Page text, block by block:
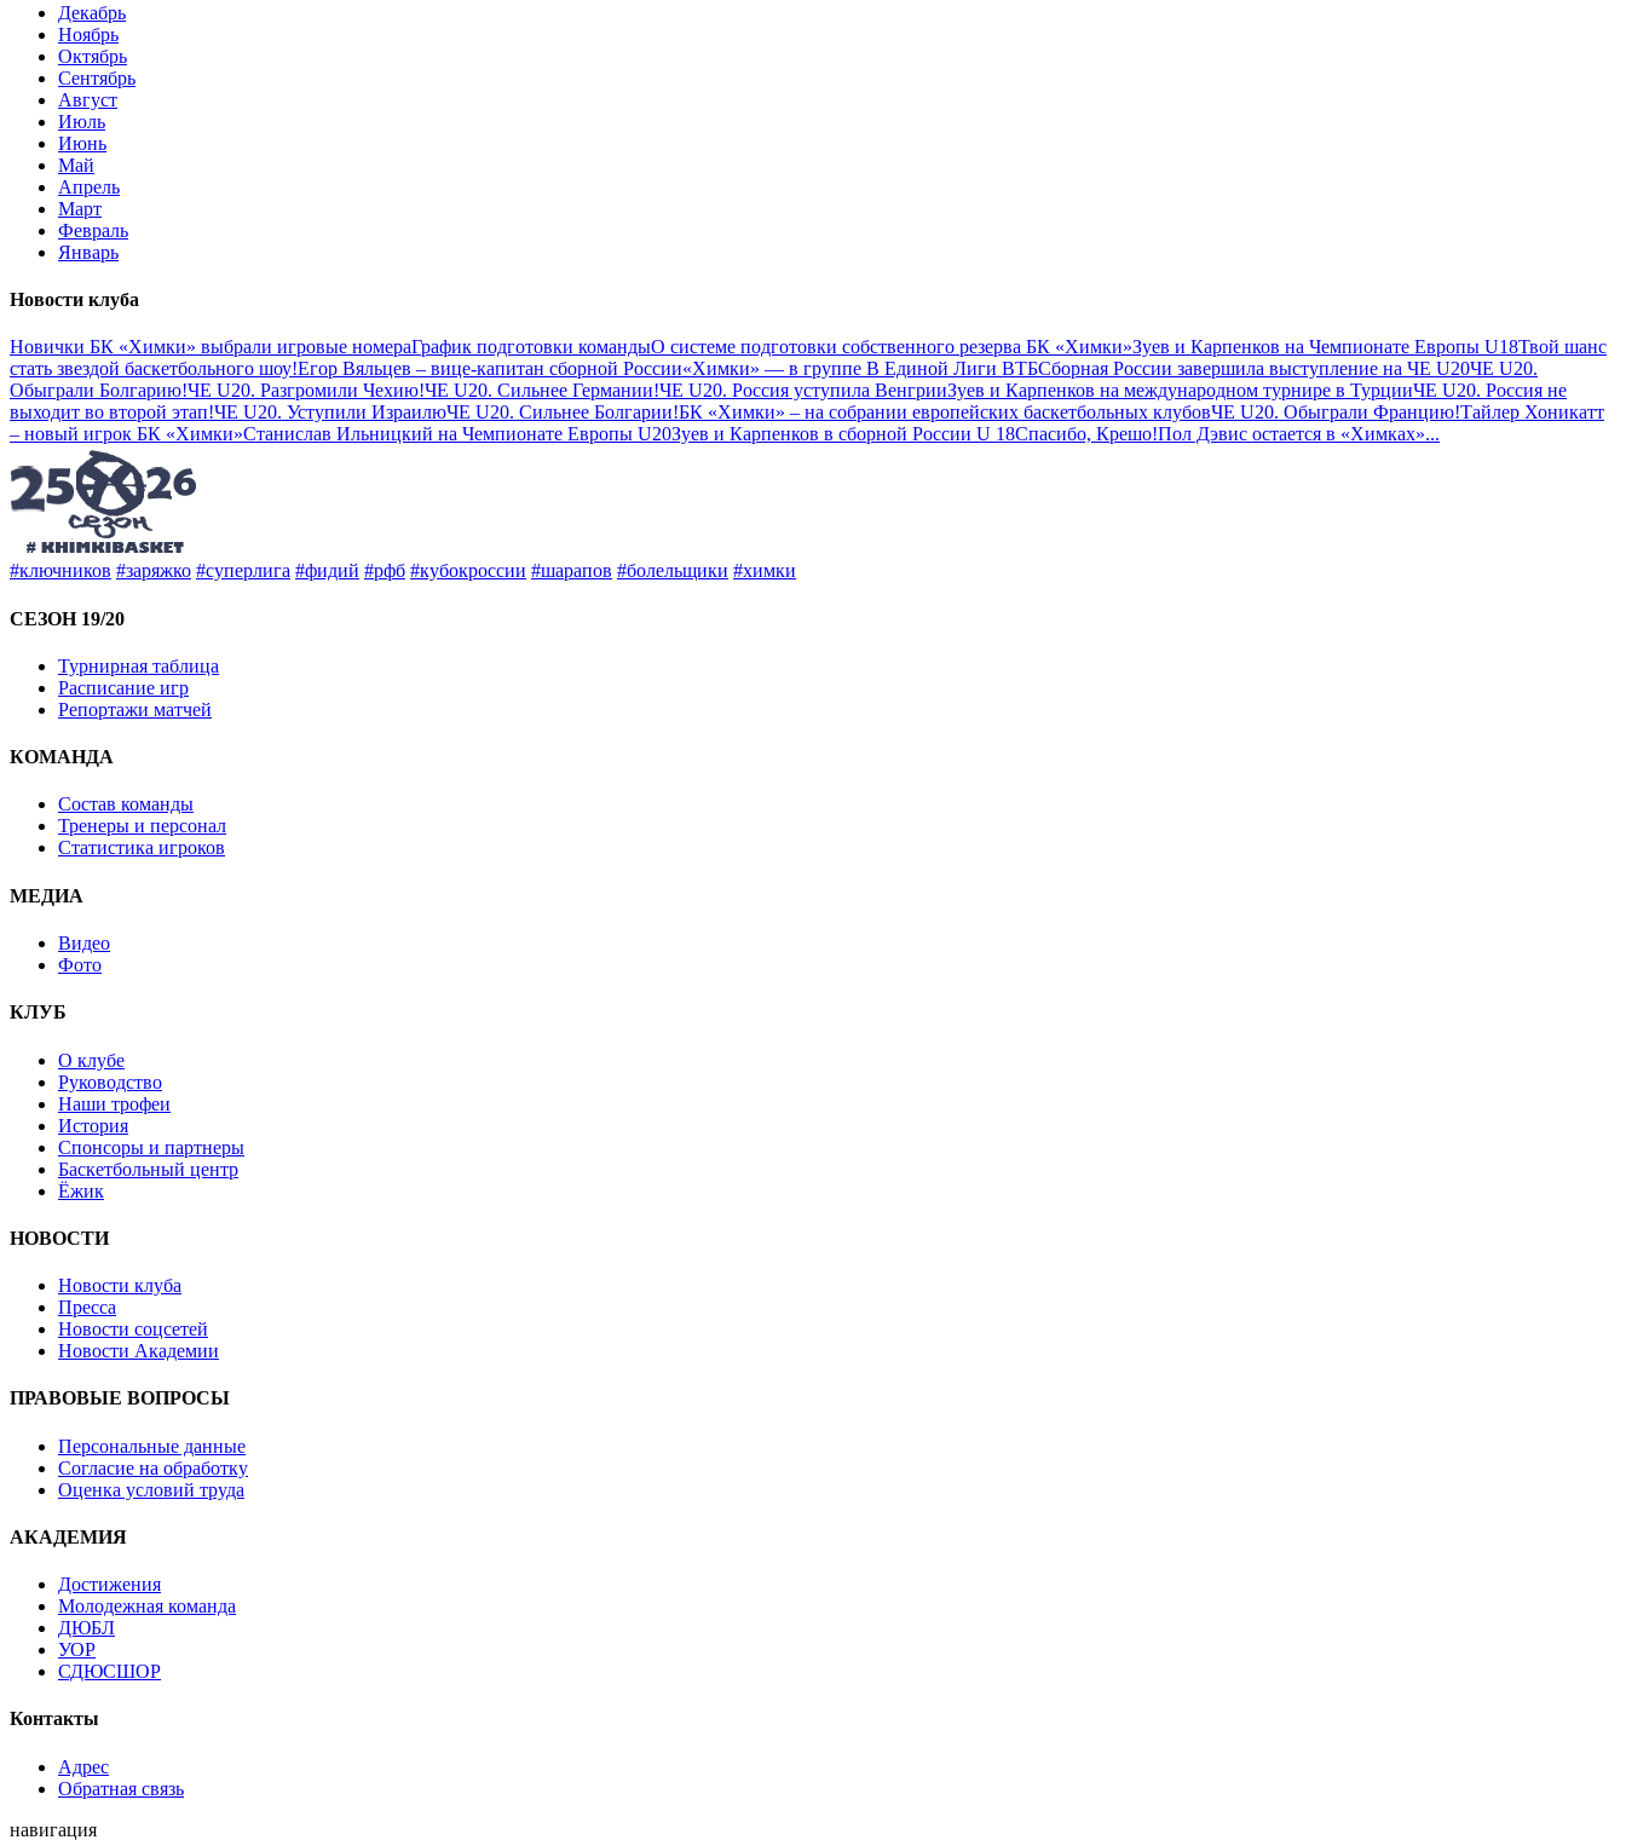
Декабрь
Ноябрь
Октябрь
Сентябрь
Август
Июль
Июнь
Май
Апрель
Март
Февраль
Январь
Новости клуба
Новички БК «Химки» выбрали игровые номераГрафик подготовки командыО системе подготовки собственного резерва БК «Химки»Зуев и Карпенков на Чемпионате Европы U18Твой шанс
стать звездой баскетбольного шоу!Егор Вяльцев – вице-капитан сборной России«Химки» — в группе B Единой Лиги ВТБСборная России завершила выступление на ЧЕ U20ЧЕ U20.
Обыграли Болгарию!ЧЕ U20. Разгромили Чехию!ЧЕ U20. Сильнее Германии!ЧЕ U20. Россия уступила ВенгрииЗуев и Карпенков на международном турнире в ТурцииЧЕ U20. Россия не
выходит во второй этап!ЧЕ U20. Уступили ИзраилюЧЕ U20. Сильнее Болгарии!БК «Химки» – на собрании европейских баскетбольных клубовЧЕ U20. Обыграли Францию!Тайлер Хоникатт
– новый игрок БК «Химки»Станислав Ильницкий на Чемпионате Европы U20Зуев и Карпенков в сборной России U 18Спасибо, Крешо!Пол Дэвис остается в «Химках»...
#ключников #заряжко #суперлига #фидий #рфб #кубокроссии #шарапов #болельщики #химки
СЕЗОН 19/20
Турнирная таблица
Расписание игр
Репортажи матчей
КОМАНДА
Состав команды
Тренеры и персонал
Статистика игроков
МЕДИА
Видео
Фото
КЛУБ
О клубе
Руководство
Наши трофеи
История
Спонсоры и партнеры
Баскетбольный центр
Ёжик
НОВОСТИ
Новости клуба
Пресса
Новости соцсетей
Новости Академии
ПРАВОВЫЕ ВОПРОСЫ
Персональные данные
Согласие на обработку
Оценка условий труда
АКАДЕМИЯ
Достижения
Молодежная команда
ДЮБЛ
УОР
СДЮСШОР
Контакты
Адрес
Обратная связь
навигация